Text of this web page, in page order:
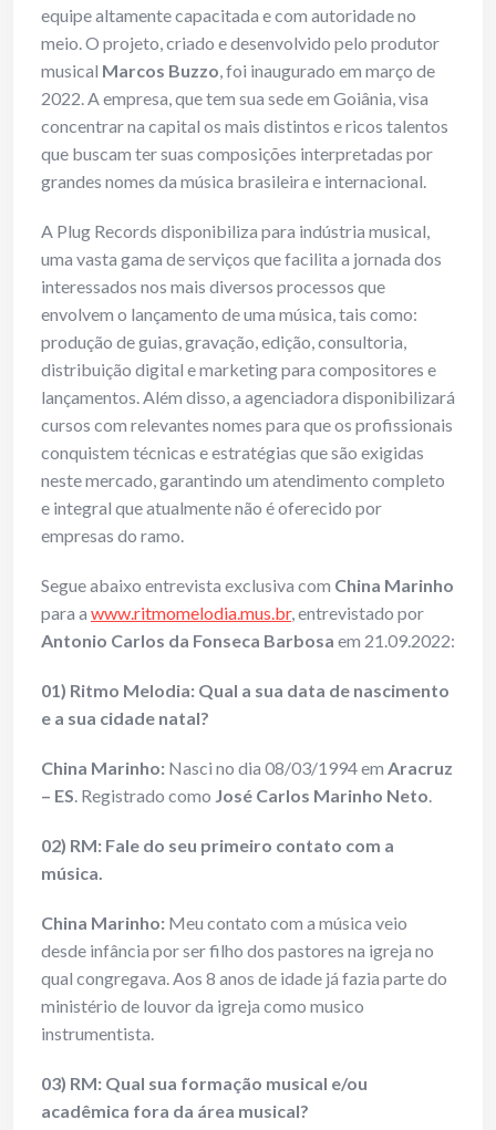
equipe altamente capacitada e com autoridade no
meio. O projeto, criado e desenvolvido pelo produtor
musical Marcos Buzzo, foi inaugurado em março de
2022. A empresa, que tem sua sede em Goiânia, visa
concentrar na capital os mais distintos e ricos talentos
que buscam ter suas composições interpretadas por
grandes nomes da música brasileira e internacional.
A Plug Records disponibiliza para indústria musical,
uma vasta gama de serviços que facilita a jornada dos
interessados nos mais diversos processos que
envolvem o lançamento de uma música, tais como:
produção de guias, gravação, edição, consultoria,
distribuição digital e marketing para compositores e
lançamentos. Além disso, a agenciadora disponibilizará
cursos com relevantes nomes para que os profissionais
conquistem técnicas e estratégias que são exigidas
neste mercado, garantindo um atendimento completo
e integral que atualmente não é oferecido por
empresas do ramo.
Segue abaixo entrevista exclusiva com China Marinho
para a www.ritmomelodia.mus.br, entrevistado por
Antonio Carlos da Fonseca Barbosa em 21.09.2022:
01) Ritmo Melodia: Qual a sua data de nascimento
e a sua cidade natal?
China Marinho: Nasci no dia 08/03/1994 em Aracruz
– ES. Registrado como José Carlos Marinho Neto.
02) RM: Fale do seu primeiro contato com a
música.
China Marinho: Meu contato com a música veio
desde infância por ser filho dos pastores na igreja no
qual congregava. Aos 8 anos de idade já fazia parte do
ministério de louvor da igreja como musico
instrumentista.
03) RM: Qual sua formação musical e/ou
acadêmica fora da área musical?